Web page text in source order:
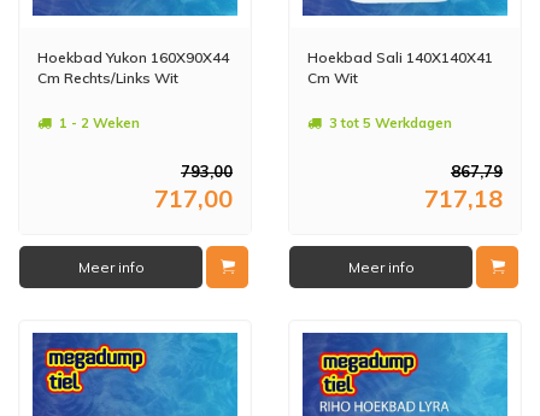
Hoekbad Yukon 160X90X44
Cm Rechts/Links Wit
1 - 2 Weken
793,00
717,00
Meer info
Hoekbad Sali 140X140X41
Cm Wit
3 tot 5 Werkdagen
867,79
717,18
Meer info